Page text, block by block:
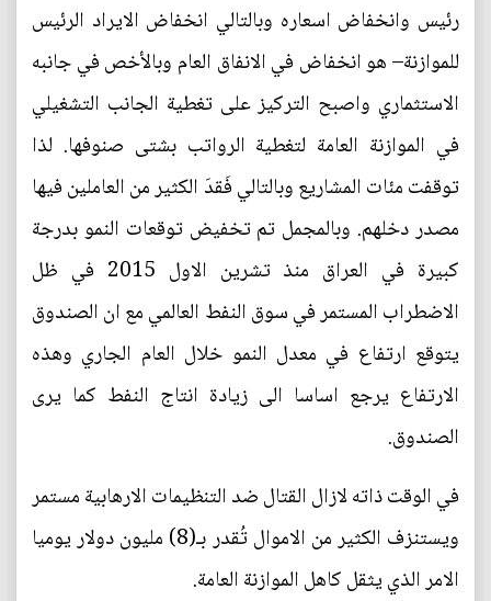
رئيس وانخفاض اسعاره وبالتالي انخفاض الايراد الرئيس
للموازنة– هو انخفاض في الانفاق العام وبالأخص في جانبه
الاستثماري واصبح التركيز على تغطية الجانب التشغيلي
في الموازنة العامة لتغطية الرواتب بشتى صنوفها. لذا
توقفت مئات المشاريع وبالتالي فَقدَ الكثير من العاملين فيها
مصدر دخلهم. وبالمجمل تم تخفيض توقعات النمو بدرجة
كبيرة في العراق منذ تشرين الاول 2015 في ظل
الاضطراب المستمر في سوق النفط العالمي مع ان الصندوق
يتوقع ارتفاع في معدل النمو خلال العام الجاري وهذه
الارتفاع يرجع اساسا الى زيادة انتاج النفط كما يرى
الصندوق.
في الوقت ذاته لازال القتال ضد التنظيمات الارهابية مستمر
ويستنزف الكثير من الاموال تُقدر بـ(8) مليون دولار يوميا
الامر الذي يثقل كاهل الموازنة العامة.